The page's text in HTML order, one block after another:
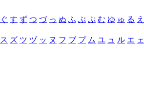
ぐ す ず つ づ っ ぬ ふ ぶ ぷ む ゆ ゅ る え
ス ズ ツ ヅ ッ ヌ フ ブ プ ム ユ ュ ル エ ェ